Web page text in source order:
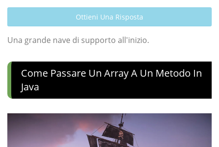
Ottieni Una Risposta
Una grande nave di supporto all'inizio.
Come Passare Un Array A Un Metodo In
Java